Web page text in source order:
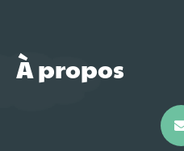
À propos